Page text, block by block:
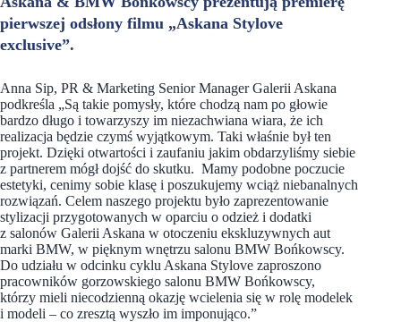
pierwszej odsłony filmu „Askana Stylove
exclusive”.
Anna Sip, PR & Marketing Senior Manager Galerii Askana
podkreśla „Są takie pomysły, które chodzą nam po głowie
bardzo długo i towarzyszy im niezachwiana wiara, że ich
realizacja będzie czymś wyjątkowym. Taki właśnie był ten
projekt. Dzięki otwartości i zaufaniu jakim obdarzyliśmy siebie
z partnerem mógł dojść do skutku. Mamy podobne poczucie
estetyki, cenimy sobie klasę i poszukujemy wciąż niebanalnych
rozwiązań. Celem naszego projektu było zaprezentowanie
stylizacji przygotowanych w oparciu o odzież i dodatki
z salonów Galerii Askana w otoczeniu ekskluzywnych aut
marki BMW, w pięknym wnętrzu salonu BMW Bońkowscy.
Do udziału w odcinku cyklu Askana Stylove zaproszono
pracowników gorzowskiego salonu BMW Bońkowscy,
którzy mieli niecodzienną okazję wcielenia się w rolę modelek
i modeli – co zresztą wyszło im imponująco.”